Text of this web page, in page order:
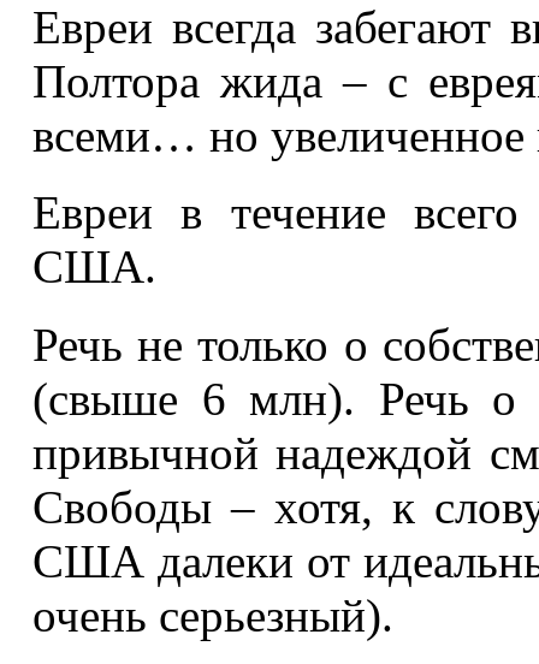
Евреи всегда забегают
Полтора жида – с
всеми… но увеличенное
Евреи в течение
США.
Речь не только о
(свыше 6 млн). Речь о
привычной надеждой
Свободы – хотя, к
США далеки от
очень серьезный).